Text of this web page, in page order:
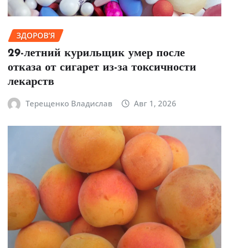
ЗДОРОВ’Я
29-летний курильщик умер после
отказа от сигарет из-за токсичности
лекарств
Терещенко Владислав Авг 1, 2026